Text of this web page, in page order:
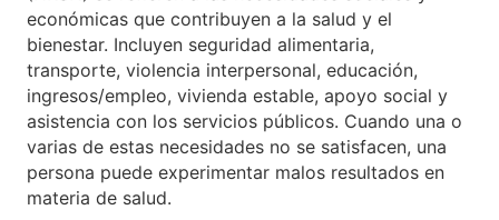
económicas que contribuyen a la salud y el
bienestar. Incluyen seguridad alimentaria,
transporte, violencia interpersonal, educación,
ingresos/empleo, vivienda estable, apoyo social y
asistencia con los servicios públicos. Cuando una o
varias de estas necesidades no se satisfacen, una
persona puede experimentar malos resultados en
materia de salud.